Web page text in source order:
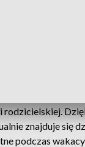
znajduje się
podczas